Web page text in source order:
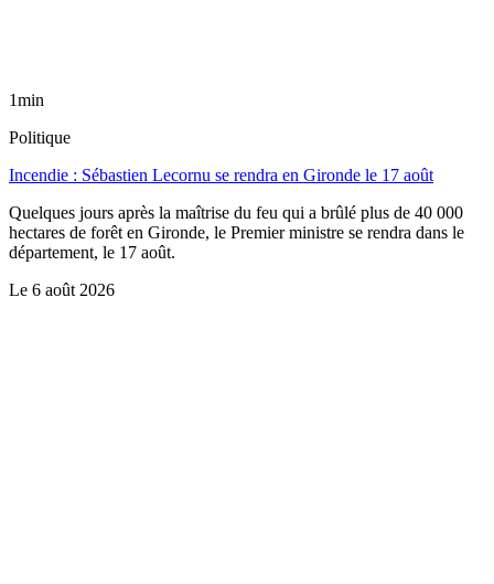
1min
Politique
Incendie : Sébastien Lecornu se rendra en Gironde le 17 août
Quelques jours après la maîtrise du feu qui a brûlé plus de 40 000
hectares de forêt en Gironde, le Premier ministre se rendra dans le
département, le 17 août.
Le 6 août 2026